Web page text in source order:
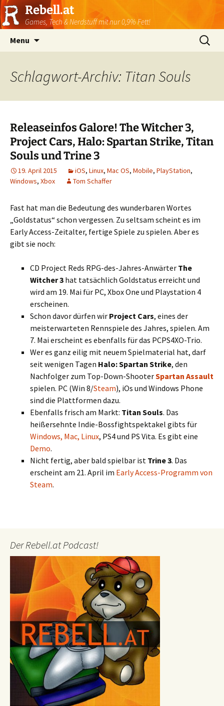
Rebell.at
Games, Tech & Nerdstuff mit nur 0,9% Fett!
Menu
Suchen
nach:
Schlagwort-Archiv: Titan Souls
Releaseinfos Galore! The Witcher 3,
Project Cars, Halo: Spartan Strike, Titan
Souls und Trine 3
19. April 2015 iOS, Linux, Mac OS, Mobile, PlayStation,
Windows, Xbox Tom Schaffer
Fast hat man die Bedeutung des wunderbaren Wortes
„Goldstatus“ schon vergessen. Zu seltsam scheint es im
Early Access-Zeitalter, fertige Spiele zu spielen. Aber es
gibt sie noch:
CD Project Reds RPG-des-Jahres-Anwärter The
Witcher 3 hat tatsächlich Goldstatus erreicht und
wird am 19. Mai für PC, Xbox One und Playstation 4
erscheinen.
Schon davor dürfen wir Project Cars, eines der
meisterwarteten Rennspiele des Jahres, spielen. Am
7. Mai erscheint es ebenfalls für das PCPS4XO-Trio.
Wer es ganz eilig mit neuem Spielmaterial hat, darf
seit wenigen Tagen Halo: Spartan Strike, den
Nachfolger zum Top-Down-ShooterSpartan Assault
spielen. PC (Win 8/Steam), iOs und Windows Phone
sind die Plattformen dazu.
Ebenfalls frisch am Markt: Titan Souls. Das
heißersehnte Indie-Bossfightspektakel gibts für
Windows, Mac, Linux, PS4 und PS Vita. Es gibt eine
Demo.
Nicht fertig, aber bald spielbar ist Trine 3. Das
erscheint am 21. April im Early Access-Programm von
Steam.
Der Rebell.at Podcast!